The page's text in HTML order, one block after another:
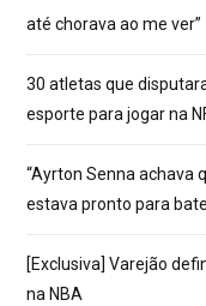
até chorava ao me ver”
30 atletas que
esporte para jogar na
“Ayrton Senna achava
estava pronto para
[Exclusiva] Varejão
na NBA